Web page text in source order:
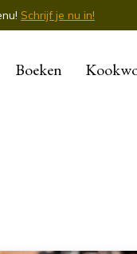
Schrijf je nu in!
Boeken